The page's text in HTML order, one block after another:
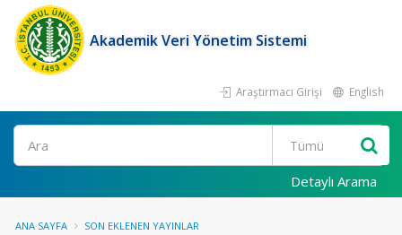
Akademik Veri Yönetim Sistemi
Araştırmacı Girişi English
Ara
Detaylı Arama
ANA SAYFA SON EKLENEN YAYINLAR